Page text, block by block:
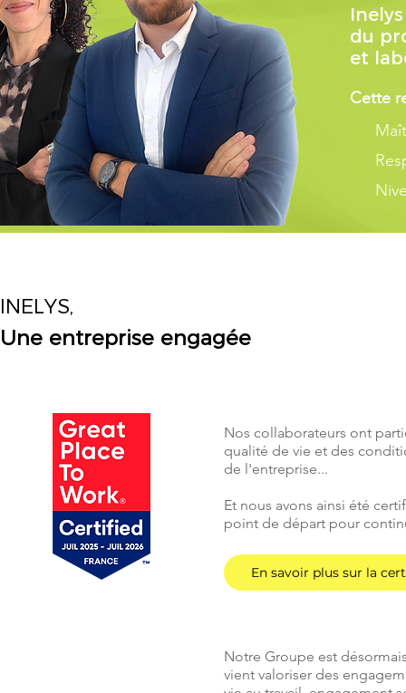
du
et
Cette
INELYS,
Une entreprise engagée
Nos collaborateurs ont
qualité de vie et des
de l'entreprise...
Et nous avons ainsi été
point de départ pour
En savoir plus sur la
Notre Groupe est
vient valoriser des